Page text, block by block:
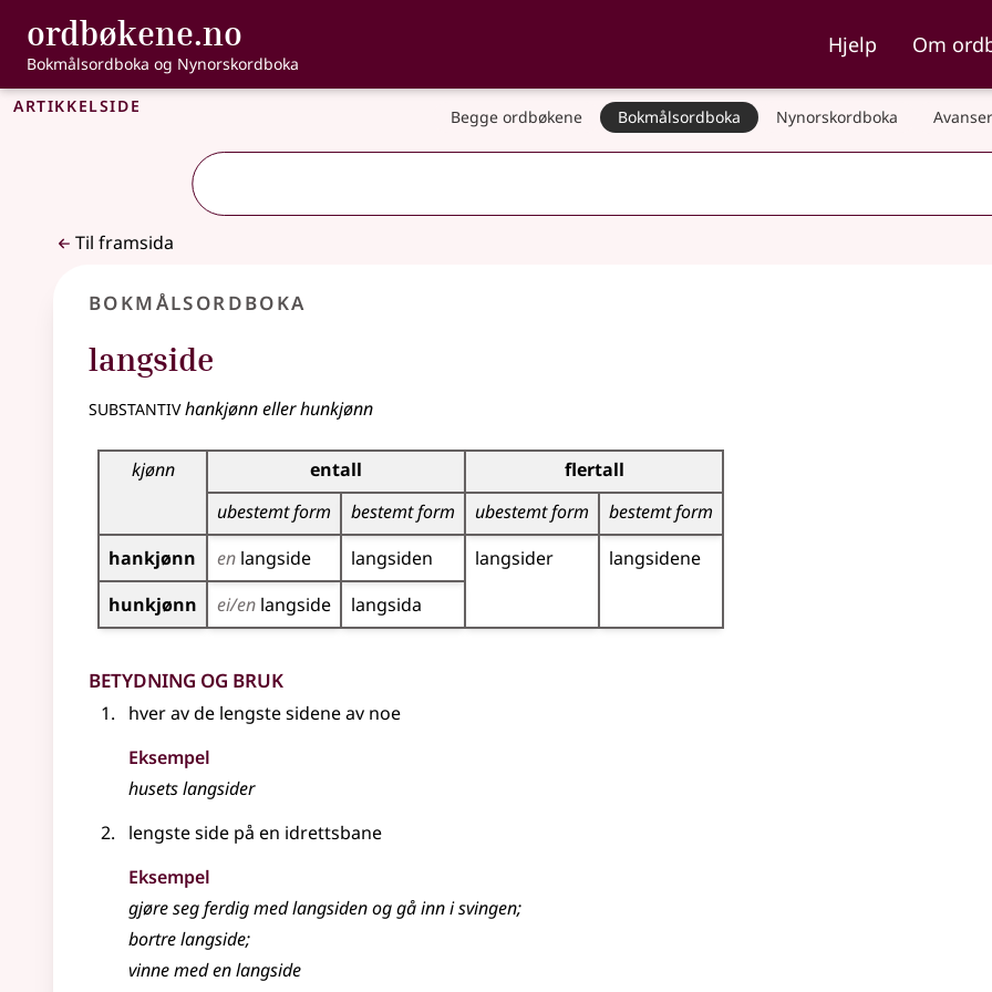
Gå til hovudinnhald
Tilgjenge
ordbøkene.no , Bokmålsordboka og Nynorskordboka
Bokmålsordboka og Nynorskordboka
Hjelp Om
Artikkelside Begge ordbøkene Bokmålsordboka Nynorskordboka
Til framsida
Bokmålsordboka
langside
substantivhankjønn eller hunkjønn
Bøyingstabell for dette substantivet
kjønn entall
flertall
ubestemt form
bestemt form ubestemt form
bestemt form
hankjønn
en langside langsiden langsider
langsidene
hunkjønn
ei/en langside langsida
Betydning og bruk
hver av de lengste sidene av noe
Eksempel
husetslangsider
lengste side på en idrettsbane
Eksempel
gjøre seg ferdig medlangsidenog gå inn i svingen;
bortrelangside;
vinne med enlangside